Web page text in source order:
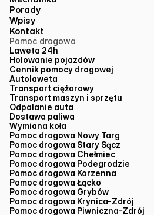
Porady
Wpisy
Kontakt
Pomoc drogowa
Laweta 24h
Holowanie pojazdów
Cennik pomocy drogowej
Autolaweta
Transport ciężarowy
Transport maszyn i sprzętu
Odpalanie auta
Dostawa paliwa
Wymiana koła
Pomoc drogowa Nowy Targ
Pomoc drogowa Stary Sącz
Pomoc drogowa Chełmiec
Pomoc drogowa Podegrodzie
Pomoc drogowa Korzenna
Pomoc drogowa Łącko
Pomoc drogowa Grybów
Pomoc drogowa Krynica-Zdrój
Pomoc drogowa Piwniczna-Zdrój